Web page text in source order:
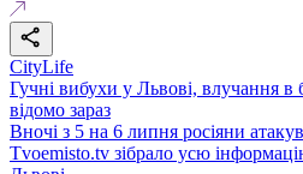
CityLife
Гучні вибухи у Львові, влучання
відомо зараз
Вночі з 5 на 6 липня росіяни
Tvoemisto.tv зібрало усю